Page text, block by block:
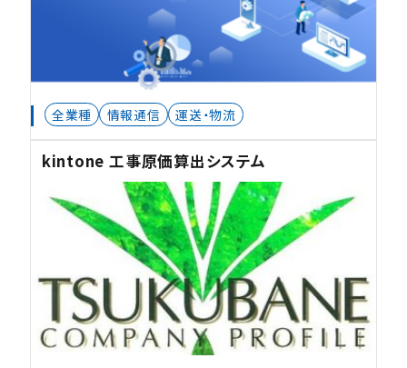
全業種 情報通信 運送・物流
kintone 工事原価算出システム